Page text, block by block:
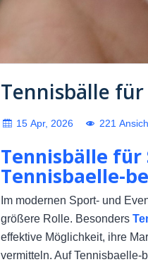
Tennisbälle
15 Apr, 2026 221
Tennisbälle
Tennisbaelle-
Im modernen Sport- und
größere Rolle. Besonders
effektive Möglichkeit, ihre
vermitteln. Auf Tennisbaelle-